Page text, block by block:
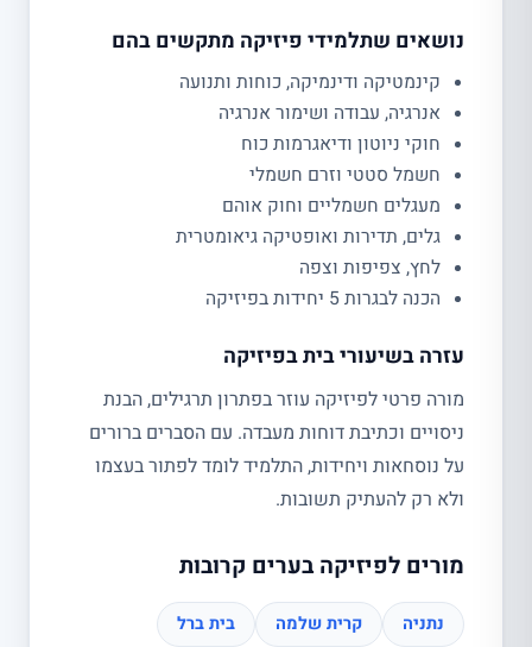
נושאים שתלמידי פיזיקה מתקשים בהם
קינמטיקה ודינמיקה, כוחות ותנועה
אנרגיה, עבודה ושימור אנרגיה
חוקי ניוטון ודיאגרמות כוח
חשמל סטטי וזרם חשמלי
מעגלים חשמליים וחוק אוהם
גלים, תדירות ואופטיקה גיאומטרית
לחץ, צפיפות וצפה
הכנה לבגרות 5 יחידות בפיזיקה
עזרה בשיעורי בית בפיזיקה
מורה פרטי לפיזיקה עוזר בפתרון תרגילים, הבנת
ניסויים וכתיבת דוחות מעבדה. עם הסברים ברורים
על נוסחאות ויחידות, התלמיד לומד לפתור בעצמו
ולא רק להעתיק תשובות.
מורים לפיזיקה בערים קרובות
נתניה קרית שלמה בית ברל